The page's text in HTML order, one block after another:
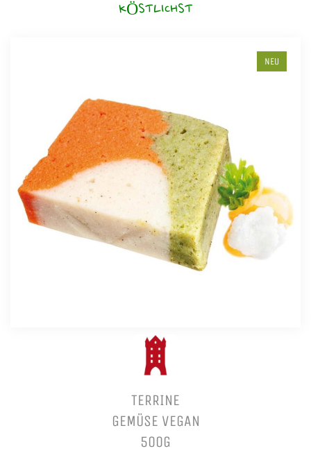
KÖSTLICHST
NEU
TERRINE
GEMÜSE VEGAN
500G